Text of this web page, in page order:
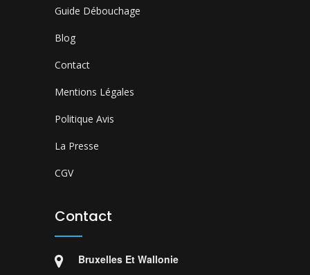
Guide Débouchage
Blog
Contact
Mentions Légales
Politique Avis
La Presse
CGV
Contact
Bruxelles Et Wallonie